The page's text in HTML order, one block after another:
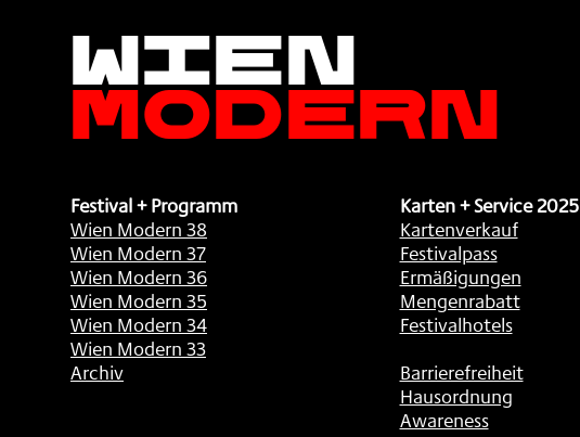
Modern
Festival + Programm
Wien Modern 38
Wien Modern 37
Wien Modern 36
Wien Modern 35
Wien Modern 34
Wien Modern 33
Archiv
Karten + Service 2025
Kartenverkauf
Festivalpass
Ermäßigungen
Mengenrabatt
Festivalhotels
Barrierefreiheit
Hausordnung
Awareness